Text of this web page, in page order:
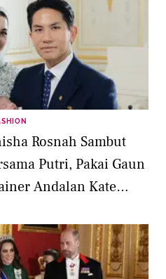
Rosnah Sambut
Putri, Pakai Gaun
Andalan Kate